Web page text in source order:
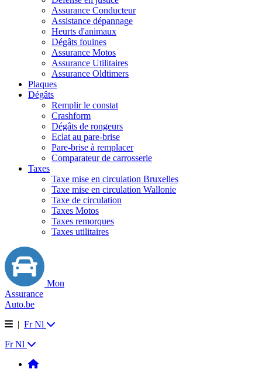
Assurance Conducteur
Assistance dépannage
Heurts d'animaux
Dégâts fouines
Assurance Motos
Assurance Utilitaires
Assurance Oldtimers
Plaques
Dégâts
Remplir le constat
Crashform
Dégâts de rongeurs
Eclat au pare-brise
Pare-brise à remplacer
Comparateur de carrosserie
Taxes
Taxe mise en circulation Bruxelles
Taxe mise en circulation Wallonie
Taxe de circulation
Taxes Motos
Taxes remorques
Taxes utilitaires
Mon
Assurance
Auto.be
| Fr Nl
Fr Nl